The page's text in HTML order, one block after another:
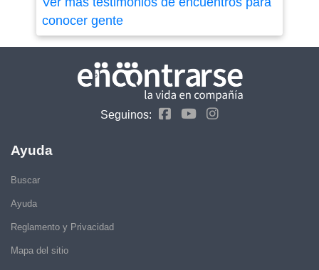
conocer gente
Seguinos:
Ayuda
Buscar
Ayuda
Reglamento y Privacidad
Mapa del sitio